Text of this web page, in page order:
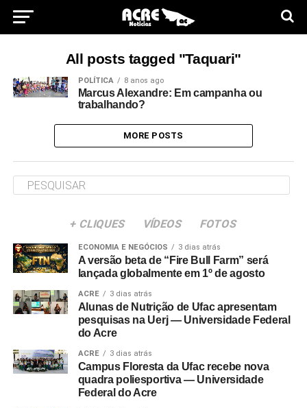
All posts tagged "Taquari"
POLÍTICA 8 anos ago
Marcus Alexandre: Em campanha ou
trabalhando?
MORE POSTS
+ CLIQUES VÍDEOS FOTOS
ECONOMIA E NEGÓCIOS 3 dias atrás
A versão beta de “Fire Bull Farm” será
lançada globalmente em 1º de agosto
ACRE 3 dias atrás
Alunas de Nutrição de Ufac apresentam
pesquisas na Uerj — Universidade Federal
do Acre
ACRE 3 dias atrás
Campus Floresta da Ufac recebe nova
quadra poliesportiva — Universidade
Federal do Acre